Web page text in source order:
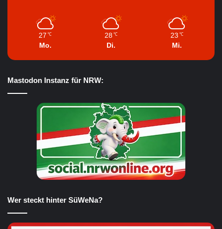
27 ℃
Mo.
28 ℃
Di.
23 ℃
Mi.
Mastodon Instanz für NRW:
Wer steckt hinter SüWeNa?